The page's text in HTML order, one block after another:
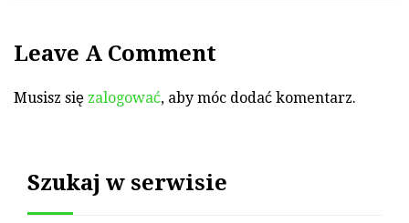
Leave A Comment
Musisz się zalogować, aby móc dodać komentarz.
Szukaj w serwisie